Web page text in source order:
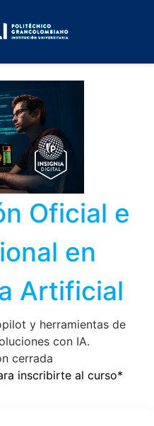
Oficial e
en
Artificial
y herramientas de
con IA.
cerrada
inscribirte al curso*